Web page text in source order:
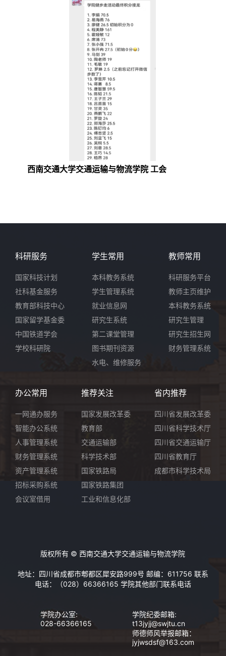
西南交通大学交通运输与物流学院 工会
科研服务
国家科技计划
社科基金服务
教育部科技中心
国家留学基金委
中国铁道学会
学校科研院
学生常用
本科教务系统
学生管理系统
就业信息网
研究生系统
第二课堂管理
图书期刊资源
水电、维修服务
教师常用
科研服务平台
教师主页维护
本科教务系统
研究生管理
研究生招生网
财务管理系统
办公常用
一网通办服务
智能办公系统
人事管理系统
财务管理系统
资产管理系统
招标采购系统
会议室借用
推荐关注
国家发展改革委
教育部
交通运输部
科学技术部
国家铁路局
国家铁路集团
工业和信息化部
省内推荐
四川省发展改革委
四川省科学技术厅
四川省交通运输厅
四川省教育厅
成都市科学技术局
版权所有 © 西南交通大学交通运输与物流学院
地址：四川省成都市郫都区犀安路999号 邮编：611756 联系
电话：（028）66366165 学院其他部门联系电话
学院办公室:
028-66366165
学院纪委邮箱:
t13jyjj@swjtu.cn
师德师风举报邮箱：
jyjwsdsf@163.com